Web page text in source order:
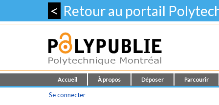
< Retour au portail
Accueil À propos Déposer Parcourir
Se connecter